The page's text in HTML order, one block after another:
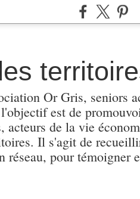
Or Gris, seniors
est de
de la vie
Il s'agit de
pour témoigner